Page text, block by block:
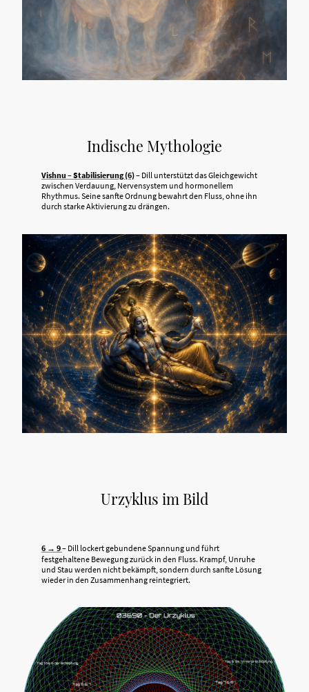
Indische Mythologie
Vishnu – Stabilisierung (6)– Dill unterstützt das Gleichgewicht
zwischen Verdauung, Nervensystem und hormonellem
Rhythmus. Seine sanfte Ordnung bewahrt den Fluss, ohne ihn
durch starke Aktivierung zu drängen.
Urzyklus im Bild
6 → 9– Dill lockert gebundene Spannung und führt
festgehaltene Bewegung zurück in den Fluss. Krampf, Unruhe
und Stau werden nicht bekämpft, sondern durch sanfte Lösung
wieder in den Zusammenhang reintegriert.